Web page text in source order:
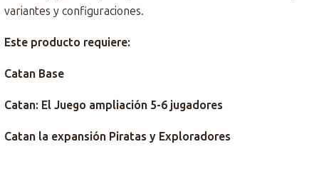
variantes y configuraciones.
Este producto requiere:
Catan Base
Catan: El Juego ampliación 5-6 jugadores
Catan la expansión Piratas y Exploradores